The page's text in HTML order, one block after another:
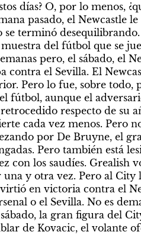
días? O, por lo menos,
pasado, el Newcastle
terminó
del fútbol que se
pero, el sábado, el
contra el Sevilla. El
Pero lo fue, sobre todo,
fútbol, aunque el
respecto de su
cada vez menos. Pero
por De Bruyne, el
Pero también está
con los saudíes. Grealish
y otra vez. Pero al City
en victoria contra el
o el Sevilla. No es
la gran figura del
de Kovacic, el volante